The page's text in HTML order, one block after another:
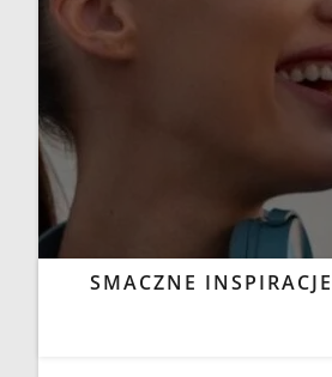
SMACZNE INSPIRACJE